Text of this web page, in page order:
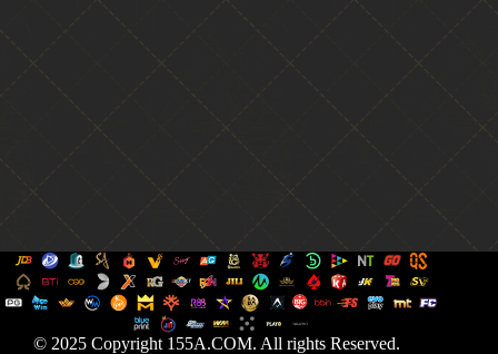
© 2025 Copyright 155A.COM. All rights Reserved.